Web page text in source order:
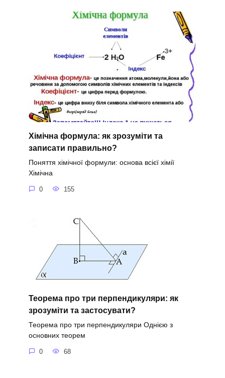
Хімічна формула: як зрозуміти та
записати правильно?
Поняття хімічної формули: основа всієї хімії
Хімічна
0 155
Теорема про три перпендикуляри: як
зрозуміти та застосувати?
Теорема про три перпендикуляри Однією з
основних теорем
0 68